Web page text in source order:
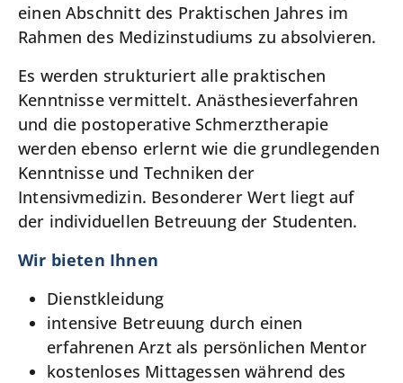
einen Abschnitt des Praktischen Jahres im
Rahmen des Medizinstudiums zu absolvieren.
Es werden strukturiert alle praktischen
Kenntnisse vermittelt. Anästhesieverfahren
und die postoperative Schmerztherapie
werden ebenso erlernt wie die grundlegenden
Kenntnisse und Techniken der
Intensivmedizin. Besonderer Wert liegt auf
der individuellen Betreuung der Studenten.
Wir bieten Ihnen
Dienstkleidung
intensive Betreuung durch einen
erfahrenen Arzt als persönlichen Mentor
kostenloses Mittagessen während des